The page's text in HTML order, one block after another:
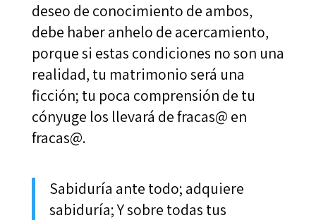
deseo de conocimiento de ambos,
debe haber anhelo de acercamiento,
porque si estas condiciones no son una
realidad, tu matrimonio será una
ficción; tu poca comprensión de tu
cónyuge los llevará de fracas@ en
fracas@.
Sabiduría ante todo; adquiere
sabiduría; Y sobre todas tus